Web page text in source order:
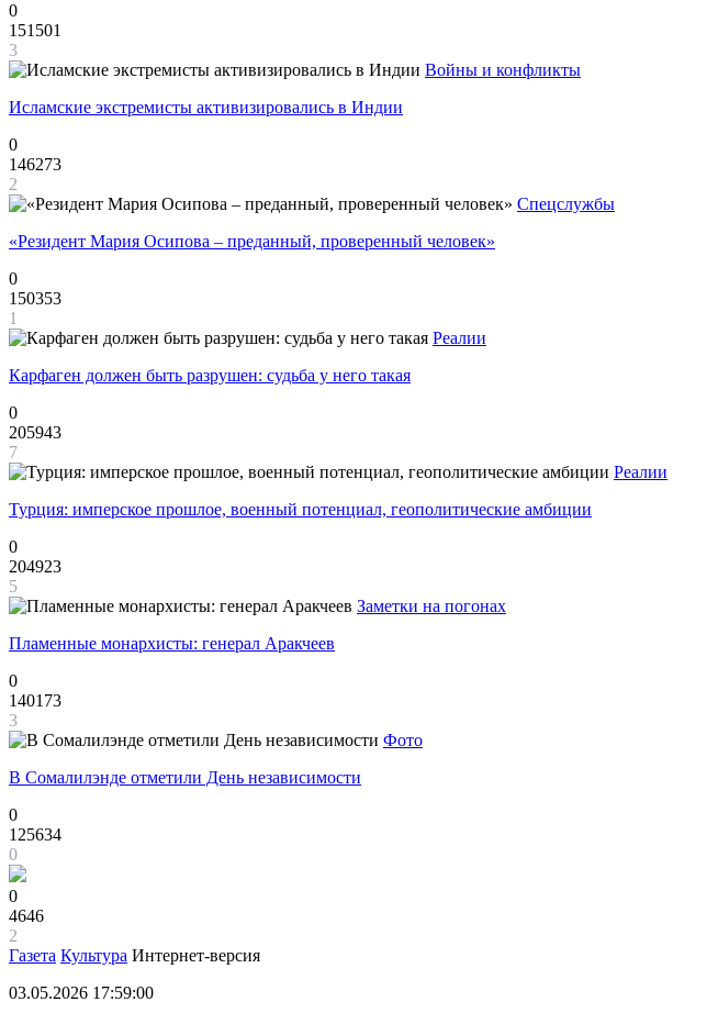
0
151501
3
Войны и конфликты
Исламские экстремисты активизировались в Индии
0
146273
2
Спецслужбы
«Резидент Мария Осипова – преданный, проверенный человек»
0
150353
1
Реалии
Карфаген должен быть разрушен: судьба у него такая
0
205943
7
Реалии
Турция: имперское прошлое, военный потенциал, геополитические амбиции
0
204923
5
Заметки на погонах
Пламенные монархисты: генерал Аракчеев
0
140173
3
Фото
В Сомалилэнде отметили День независимости
0
125634
0
0
4646
2
Газета Культура Интернет-версия
03.05.2026 17:59:00